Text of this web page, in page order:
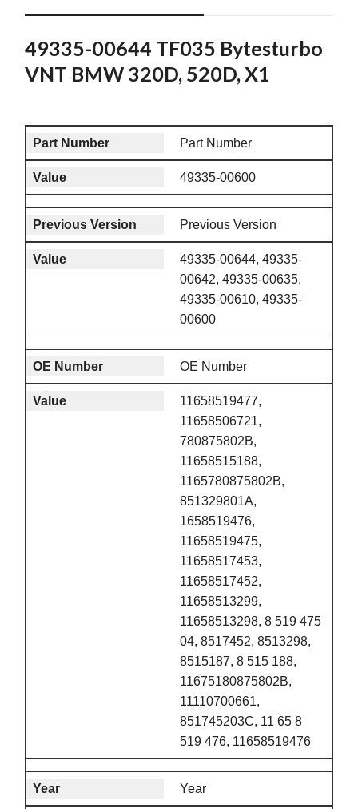
49335-00644 TF035 Bytesturbo
VNT BMW 320D, 520D, X1
Part Number
49335-00600
Previous Version
49335-00644, 49335-
00642, 49335-00635,
49335-00610, 49335-
00600
OE Number
11658519477,
11658506721,
780875802B,
11658515188,
1165780875802B,
851329801A,
1658519476,
11658519475,
11658517453,
11658517452,
11658513299,
11658513298, 8 519 475
04, 8517452, 8513298,
8515187, 8 515 188,
11675180875802B,
11110700661,
851745203C, 11 65 8
519 476, 11658519476
Year